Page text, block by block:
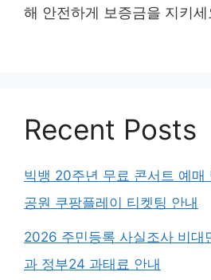
해 안전하게 보증금을 지키세
Recent Posts
빅뱅 20주년 무료 콘서트 예
공원 쿠팡플레이 티켓팅 안내
2026 주민등록 사실조사 비대
과 정부24 과태료 안내